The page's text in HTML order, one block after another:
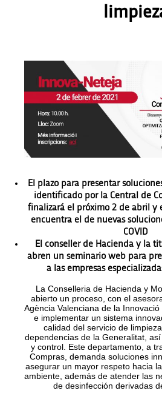
El plazo para presentar
identificado por la Central de
finalizará el próximo 2 de abril y
encuentra el de nuevas
COVID
El conseller de Hacienda y la
abren un seminario web para
a las empresas
La Conselleria de Hacienda y
abierto un proceso, con el
Agència Valenciana de la
e implementar un sistema
calidad del servicio de
dependencias de la Generalitat,
y control. Este departamento, a
Compras, demanda soluciones
asegurar un mayor respeto hacia
ambiente, además de atender las
de desinfección derivadas